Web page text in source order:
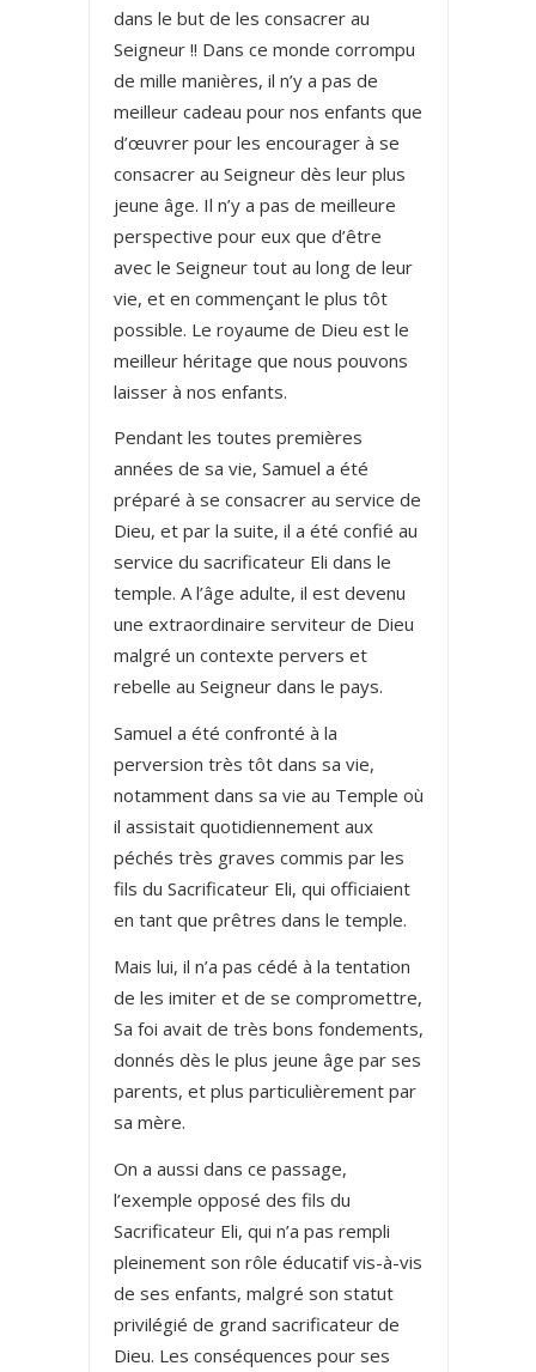
dans le but de les consacrer au
Seigneur !! Dans ce monde corrompu
de mille manières, il n’y a pas de
meilleur cadeau pour nos enfants que
d’œuvrer pour les encourager à se
consacrer au Seigneur dès leur plus
jeune âge. Il n’y a pas de meilleure
perspective pour eux que d’être
avec le Seigneur tout au long de leur
vie, et en commençant le plus tôt
possible. Le royaume de Dieu est le
meilleur héritage que nous pouvons
laisser à nos enfants.
Pendant les toutes premières
années de sa vie, Samuel a été
préparé à se consacrer au service de
Dieu, et par la suite, il a été confié au
service du sacrificateur Eli dans le
temple. A l’âge adulte, il est devenu
une extraordinaire serviteur de Dieu
malgré un contexte pervers et
rebelle au Seigneur dans le pays.
Samuel a été confronté à la
perversion très tôt dans sa vie,
notamment dans sa vie au Temple où
il assistait quotidiennement aux
péchés très graves commis par les
fils du Sacrificateur Eli, qui officiaient
en tant que prêtres dans le temple.
Mais lui, il n’a pas cédé à la tentation
de les imiter et de se compromettre,
Sa foi avait de très bons fondements,
donnés dès le plus jeune âge par ses
parents, et plus particulièrement par
sa mère.
On a aussi dans ce passage,
l’exemple opposé des fils du
Sacrificateur Eli, qui n’a pas rempli
pleinement son rôle éducatif vis-à-vis
de ses enfants, malgré son statut
privilégié de grand sacrificateur de
Dieu. Les conséquences pour ses